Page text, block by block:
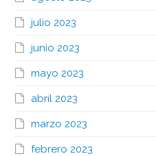
julio 2023
junio 2023
mayo 2023
abril 2023
marzo 2023
febrero 2023